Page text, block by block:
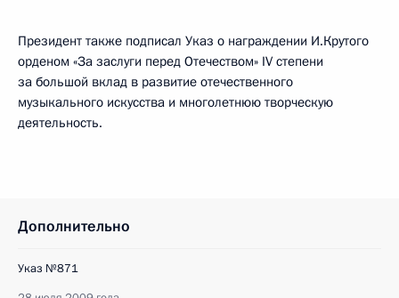
Президент также подписал Указ о награждении И.Крутого
орденом «За заслуги перед Отечеством» IV степени
за большой вклад в развитие отечественного
музыкального искусства и многолетнюю творческую
деятельность.
Дополнительно
Указ №871